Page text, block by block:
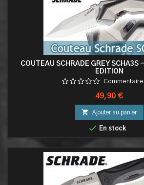
COUTEAU SCHRADE GREY SCHA3S
EDITION
Prix
49,90 €
 Ajouter au panier
 En stock